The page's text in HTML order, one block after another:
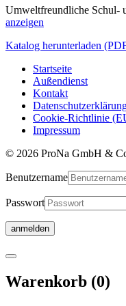
Umweltfreundliche Schul-
anzeigen
Katalog herunterladen
Startseite
Außendienst
Kontakt
Cookie-Richtlinie
Impressum
© 2026 ProNa GmbH &
Benutzername
Passwort
Warenkorb
wird
Warenkorb (0)